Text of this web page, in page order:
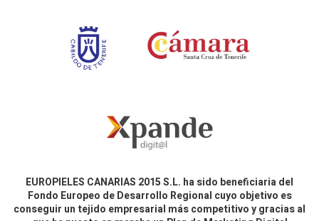
EUROPIELES CANARIAS 2015 S.L. ha sido beneficiaria del
Fondo Europeo de Desarrollo Regional cuyo objetivo es
conseguir un tejido empresarial más competitivo y gracias al